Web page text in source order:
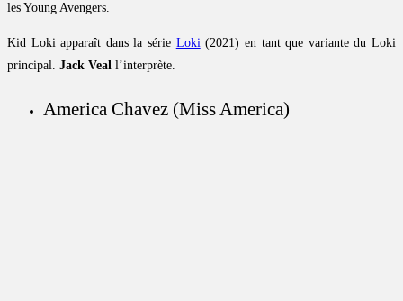
les Young Avengers.
Kid Loki apparaît dans la série Loki(2021) en tant que variante du Loki
principal. Jack Veal l’interprète.
America Chavez (Miss America)